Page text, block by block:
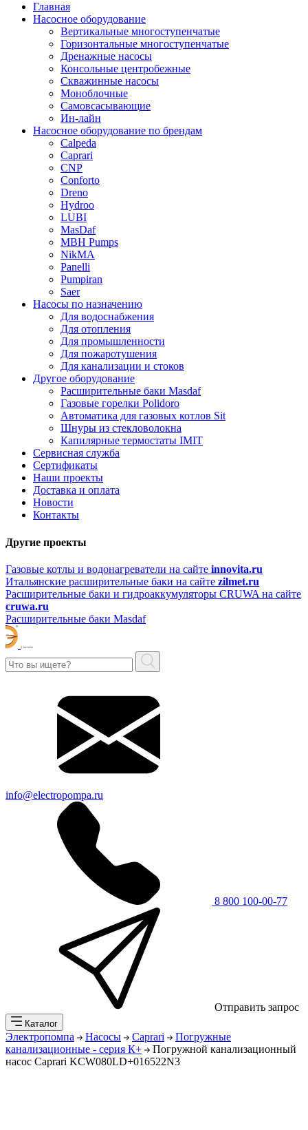
Главная
Насосное оборудование
Вертикальные многоступенчатые
Горизонтальные многоступенчатые
Дренажные насосы
Консольные центробежные
Скважинные насосы
Моноблочные
Самовсасывающие
Ин-лайн
Насосное оборудование по брендам
Calpeda
Caprari
CNP
Conforto
Dreno
Hydroo
LUBI
MasDaf
MBH Pumps
NikMA
Panelli
Pumpiran
Saer
Насосы по назначению
Для водоснабжения
Для отопления
Для промышленности
Для пожаротушения
Для канализации и стоков
Другое оборудование
Расширительные баки Masdaf
Газовые горелки Polidoro
Автоматика для газовых котлов Sit
Шнуры из стекловолокна
Капилярные термостаты IMIT
Сервисная служба
Сертификаты
Наши проекты
Доставка и оплата
Новости
Контакты
Другие проекты
Газовые котлы и водонагреватели на сайте innovita.ru
Итальянские расширительные баки на сайте zilmet.ru
Расширительные баки и гидроаккумуляторы CRUWA на сайте
cruwa.ru
Расширительные баки Masdaf
info@electropompa.ru
8 800 100-00-77
Отправить запрос
Каталог
Электропомпа Насосы Caprari
Погружные
канализационные - серия К+
Погружной канализационный
насос Caprari KCW080LD+016522N3